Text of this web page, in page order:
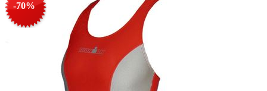
-70%